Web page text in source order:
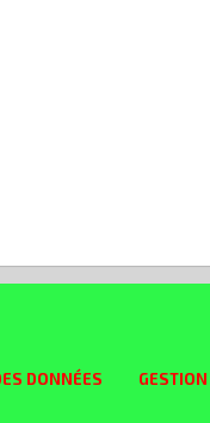
DONNÉES